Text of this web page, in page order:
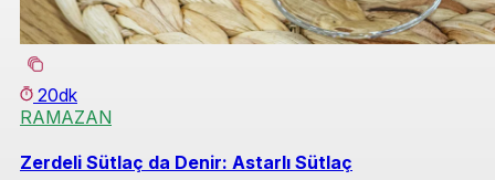
20dk
RAMAZAN
Zerdeli Sütlaç da Denir: Astarlı Sütlaç